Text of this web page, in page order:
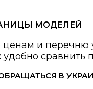
МОДЕЛЕЙ
и перечню
удобно
В